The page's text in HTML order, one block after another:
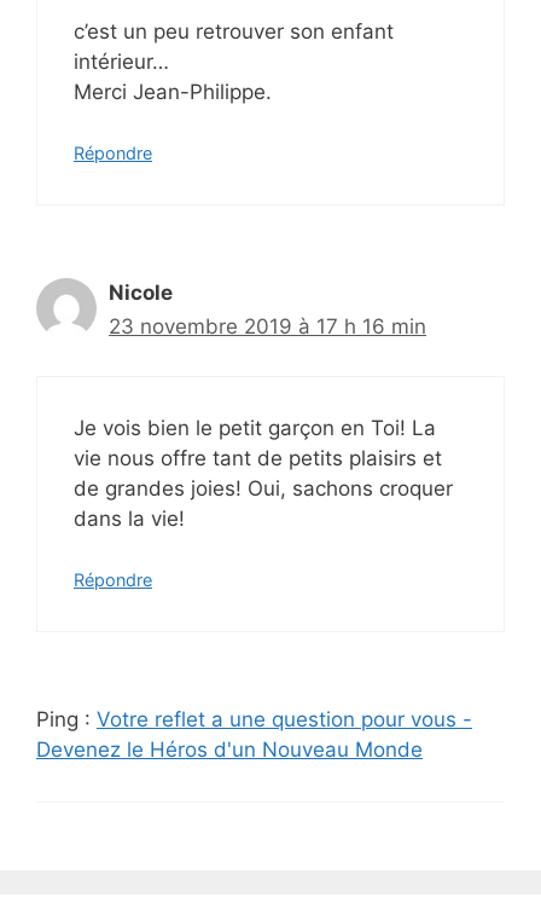
c’est un peu retrouver son enfant
intérieur…
Merci Jean-Philippe.
Répondre
Nicole
23 novembre 2019 à 17 h 16 min
Je vois bien le petit garçon en Toi! La
vie nous offre tant de petits plaisirs et
de grandes joies! Oui, sachons croquer
dans la vie!
Répondre
Ping : Votre reflet a une question pour vous -
Devenez le Héros d'un Nouveau Monde